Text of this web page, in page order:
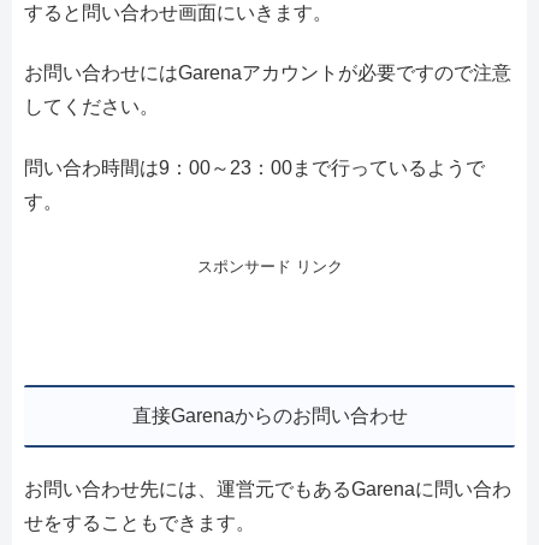
すると問い合わせ画面にいきます。
お問い合わせにはGarenaアカウントが必要ですので注意
してください。
問い合わ時間は9：00～23：00まで行っているようで
す。
スポンサード リンク
直接Garenaからのお問い合わせ
お問い合わせ先には、運営元でもあるGarenaに問い合わ
せをすることもできます。